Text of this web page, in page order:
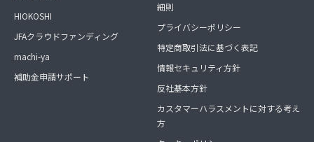
HIOKOSHI
JFAクラウドファンディング
machi-ya
補助金申請サポート
細則
プライバシーポリシー
特定商取引法に基づく表記
情報セキュリティ方針
反社基本方針
カスタマーハラスメントに対する考え
方